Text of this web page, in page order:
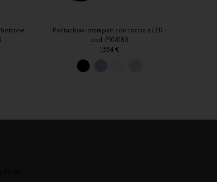
Portachiavi stampati con torcia a LED -
cod. P104180
1,554 €